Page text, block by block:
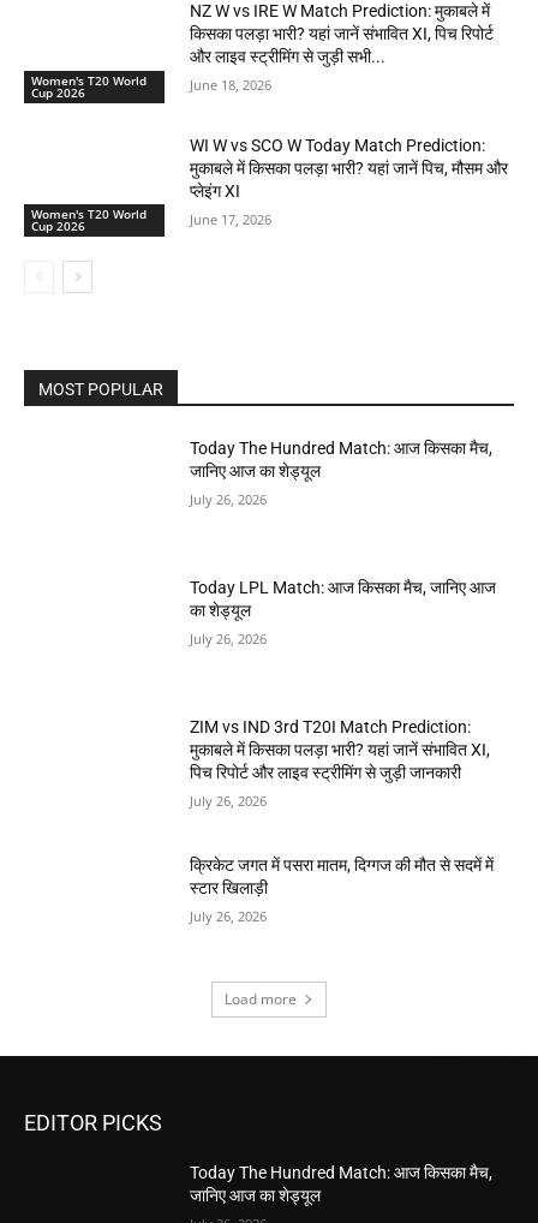
Women's T20 World
Cup 2026
NZ W vs IRE W Match Prediction: मुकाबले में
किसका पलड़ा भारी? यहां जानें संभावित XI, पिच रिपोर्ट
और लाइव स्ट्रीमिंग से जुड़ी सभी...
June 18, 2026
Women's T20 World
Cup 2026
WI W vs SCO W Today Match Prediction:
मुकाबले में किसका पलड़ा भारी? यहां जानें पिच, मौसम और
प्लेइंग XI
June 17, 2026
MOST POPULAR
Today The Hundred Match: आज किसका मैच,
जानिए आज का शेड्यूल
July 26, 2026
Today LPL Match: आज किसका मैच, जानिए आज
का शेड्यूल
July 26, 2026
ZIM vs IND 3rd T20I Match Prediction:
मुकाबले में किसका पलड़ा भारी? यहां जानें संभावित XI,
पिच रिपोर्ट और लाइव स्ट्रीमिंग से जुड़ी जानकारी
July 26, 2026
क्रिकेट जगत में पसरा मातम, दिग्गज की मौत से सदमें में
स्टार खिलाड़ी
July 26, 2026
Load more
EDITOR PICKS
Today The Hundred Match: आज किसका मैच,
जानिए आज का शेड्यूल